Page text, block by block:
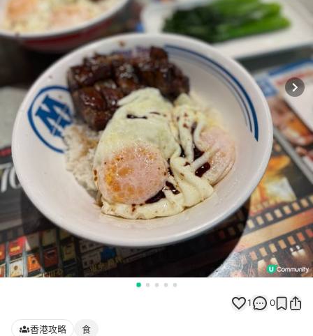
1 0
香港攻略 食